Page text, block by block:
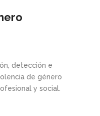
detección e
de género
y social.